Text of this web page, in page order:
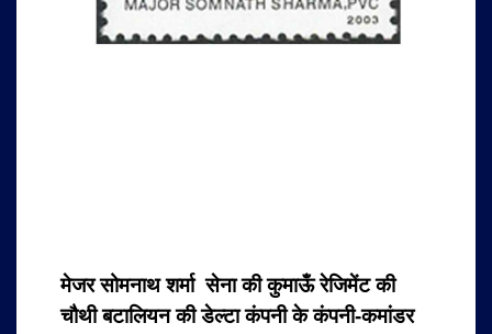
मेजर सोमनाथ शर्मा सेना की कुमाऊँ रेजिमेंट की
चौथी बटालियन की डेल्टा कंपनी के कंपनी-कमांडर